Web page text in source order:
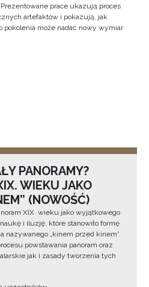
prace ukazują proces
artefaktów i pokazują, jak
pokolenia może nadać nowy wymiar
PANORAMY?
WIEKU JAKO
(NOWOŚĆ)
XIX. wieku jako wyjątkowego
i iluzję, które stanowiło formę
nazywanego „kinem przed kinem”.
powstawania panoram oraz
jak i zasady tworzenia tych